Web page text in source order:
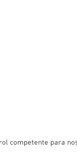
competente para